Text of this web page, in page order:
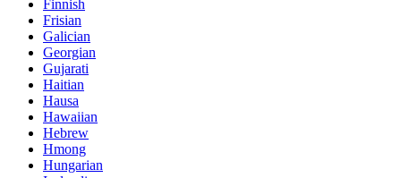
Finnish
Frisian
Galician
Georgian
Gujarati
Haitian
Hausa
Hawaiian
Hebrew
Hmong
Hungarian